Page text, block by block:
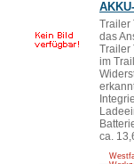
Trailer
das
Trailer
im
ca.